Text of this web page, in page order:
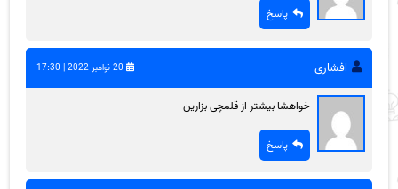
پاسخ
افشاری 20 نوامبر 2022 | 17:30
خواهشا بیشتر از قلمچی بزارین
پاسخ